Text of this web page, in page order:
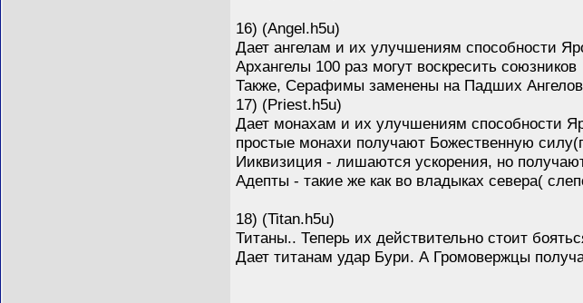
16) (Angel.h5u)
Дает ангелам и их улучшениям способности
Архангелы 100 раз могут воскресить союзников
Также, Серафимы заменены на Падших
17) (Priest.h5u)
Дает монахам и их улучшениям способности
простые монахи получают Божественную
Ииквизиция - лишаются ускорения, но
Адепты - такие же как во владыках севера(
18) (Titan.h5u)
Титаны.. Теперь их действительно стоит
Дает титанам удар Бури. А Громовержцы